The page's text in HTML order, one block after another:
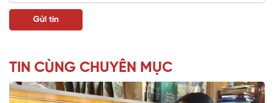
TIN CÙNG CHUYÊN MỤC